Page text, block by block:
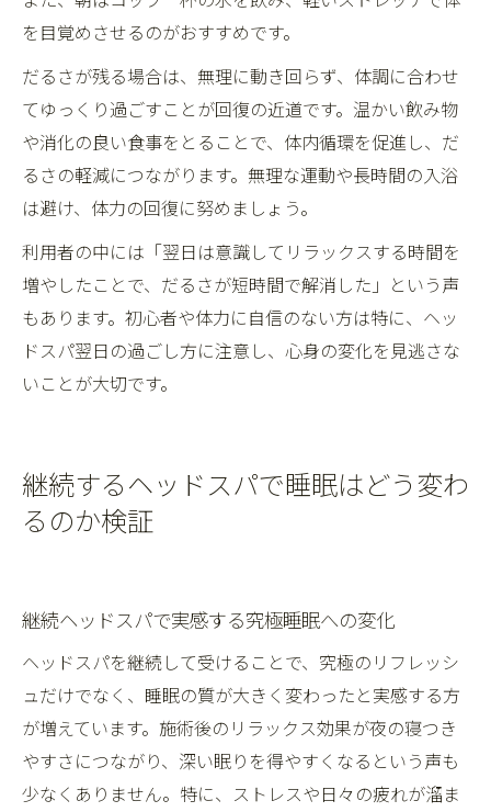
を目覚めさせるのがおすすめです。
だるさが残る場合は、無理に動き回らず、体調に合わせ
てゆっくり過ごすことが回復の近道です。温かい飲み物
や消化の良い食事をとることで、体内循環を促進し、だ
るさの軽減につながります。無理な運動や長時間の入浴
は避け、体力の回復に努めましょう。
利用者の中には「翌日は意識してリラックスする時間を
増やしたことで、だるさが短時間で解消した」という声
もあります。初心者や体力に自信のない方は特に、ヘッ
ドスパ翌日の過ごし方に注意し、心身の変化を見逃さな
いことが大切です。
継続するヘッドスパで睡眠はどう変わ
るのか検証
継続ヘッドスパで実感する究極睡眠への変化
ヘッドスパを継続して受けることで、究極のリフレッシ
ュだけでなく、睡眠の質が大きく変わったと実感する方
が増えています。施術後のリラックス効果が夜の寝つき
やすさにつながり、深い眠りを得やすくなるという声も
少なくありません。特に、ストレスや日々の疲れが溜ま